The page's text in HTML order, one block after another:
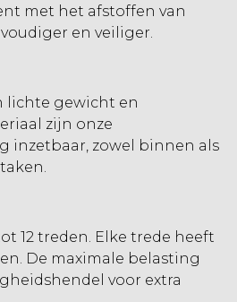
met het afstoffen van
en veiliger.
lichte gewicht en
zijn onze
inzetbaar, zowel binnen als
12 treden. Elke trede heeft
De maximale belasting
voor extra